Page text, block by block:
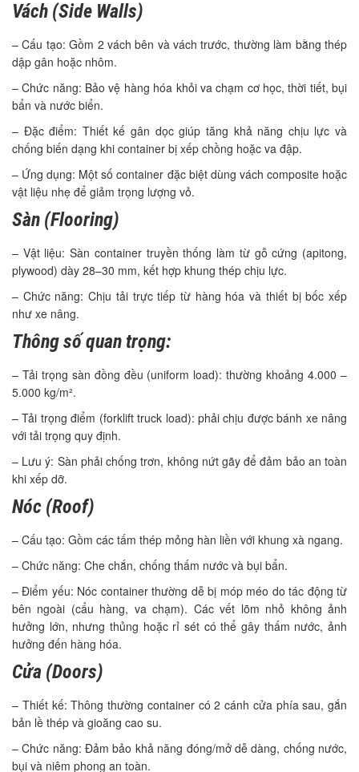
Vách (Side Walls)
– Cấu tạo: Gồm 2 vách bên và vách trước, thường làm bằng thép
dập gân hoặc nhôm.
– Chức năng: Bảo vệ hàng hóa khỏi va chạm cơ học, thời tiết, bụi
bẩn và nước biển.
– Đặc điểm: Thiết kế gân dọc giúp tăng khả năng chịu lực và
chống biến dạng khi container bị xếp chồng hoặc va đập.
– Ứng dụng: Một số container đặc biệt dùng vách composite hoặc
vật liệu nhẹ để giảm trọng lượng vỏ.
Sàn (Flooring)
– Vật liệu: Sàn container truyền thống làm từ gỗ cứng (apitong,
plywood) dày 28–30 mm, kết hợp khung thép chịu lực.
– Chức năng: Chịu tải trực tiếp từ hàng hóa và thiết bị bốc xếp
như xe nâng.
Thông số quan trọng:
– Tải trọng sàn đồng đều (uniform load): thường khoảng 4.000 –
5.000 kg/m².
– Tải trọng điểm (forklift truck load): phải chịu được bánh xe nâng
với tải trọng quy định.
– Lưu ý: Sàn phải chống trơn, không nứt gãy để đảm bảo an toàn
khi xếp dỡ.
Nóc (Roof)
– Cấu tạo: Gồm các tấm thép mỏng hàn liền với khung xà ngang.
– Chức năng: Che chắn, chống thấm nước và bụi bẩn.
– Điểm yếu: Nóc container thường dễ bị móp méo do tác động từ
bên ngoài (cẩu hàng, va chạm). Các vết lõm nhỏ không ảnh
hưởng lớn, nhưng thủng hoặc rỉ sét có thể gây thấm nước, ảnh
hưởng đến hàng hóa.
Cửa (Doors)
– Thiết kế: Thông thường container có 2 cánh cửa phía sau, gắn
bản lề thép và gioăng cao su.
– Chức năng: Đảm bảo khả năng đóng/mở dễ dàng, chống nước,
bụi và niêm phong an toàn.